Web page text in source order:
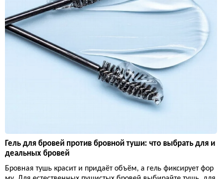
Гель для бровей против бровной туши: что выбрать для и
деальных бровей
Бровная тушь красит и придаёт объём, а гель фиксирует фор